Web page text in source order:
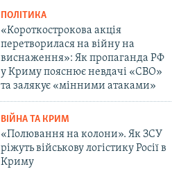
ПОЛІТИКА
«Короткострокова акція
перетворилася на війну на
виснаження»: Як пропаганда РФ
у Криму пояснює невдачі «СВО»
та залякує «мінними атаками»
ВІЙНА ТА КРИМ
«Полювання на колони». Як ЗСУ
ріжуть військову логістику Росії в
Криму